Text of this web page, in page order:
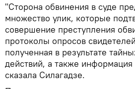
"Сторона обвинения в суде
множество улик, которые
совершение преступления
протоколы опросов
полученная в результате
действий, а также
сказала Силагадзе.